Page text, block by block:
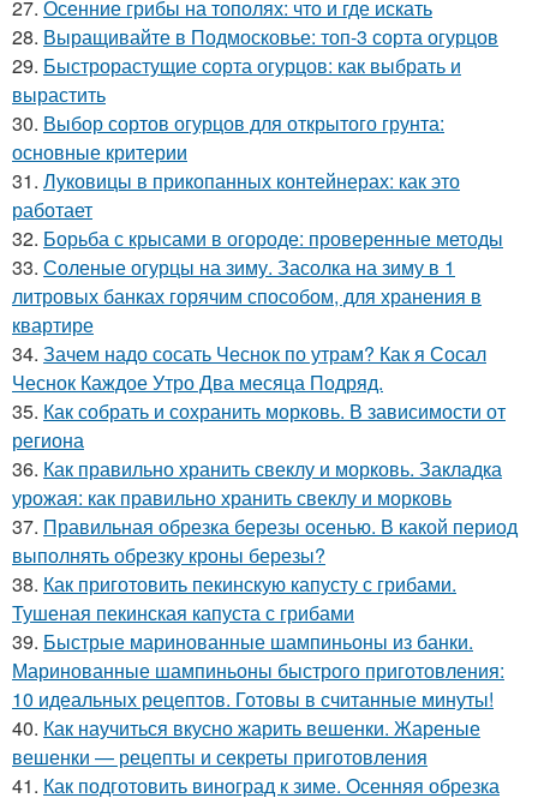
27. Осенние грибы на тополях: что и где искать
28. Выращивайте в Подмосковье: топ-3 сорта огурцов
29. Быстрорастущие сорта огурцов: как выбрать и
вырастить
30. Выбор сортов огурцов для открытого грунта:
основные критерии
31. Луковицы в прикопанных контейнерах: как это
работает
32. Борьба с крысами в огороде: проверенные методы
33. Соленые огурцы на зиму. Засолка на зиму в 1
литровых банках горячим способом, для хранения в
квартире
34. Зачем надо сосать Чеснок по утрам? Как я Сосал
Чеснок Каждое Утро Два месяца Подряд.
35. Как собрать и сохранить морковь. В зависимости от
региона
36. Как правильно хранить свеклу и морковь. Закладка
урожая: как правильно хранить свеклу и морковь
37. Правильная обрезка березы осенью. В какой период
выполнять обрезку кроны березы?
38. Как приготовить пекинскую капусту с грибами.
Тушеная пекинская капуста с грибами
39. Быстрые маринованные шампиньоны из банки.
Маринованные шампиньоны быстрого приготовления:
10 идеальных рецептов. Готовы в считанные минуты!
40. Как научиться вкусно жарить вешенки. Жареные
вешенки — рецепты и секреты приготовления
41. Как подготовить виноград к зиме. Осенняя обрезка